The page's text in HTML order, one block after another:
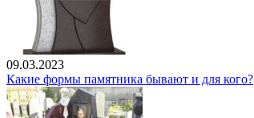
09.03.2023
Какие формы памятника бывают и для кого?